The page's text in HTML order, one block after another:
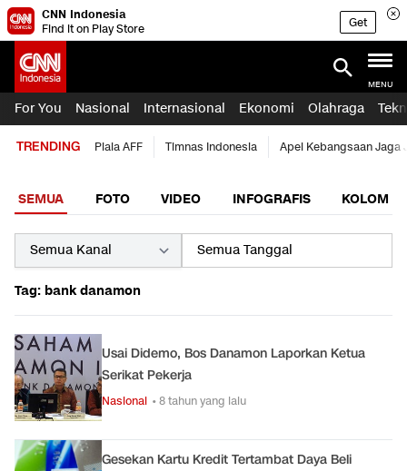
CNN Indonesia
Find it on Play Store
Get
MENU
For You Nasional Internasional Ekonomi Olahraga
TRENDING Piala AFF Timnas Indonesia Apel Kebangsaan Jaga
SEMUA FOTO VIDEO INFOGRAFIS KOLOM
Tag: bank danamon
Usai Didemo, Bos Danamon Laporkan Ketua
Serikat Pekerja
Nasional • 8 tahun yang lalu
Gesekan Kartu Kredit Tertambat Daya Beli